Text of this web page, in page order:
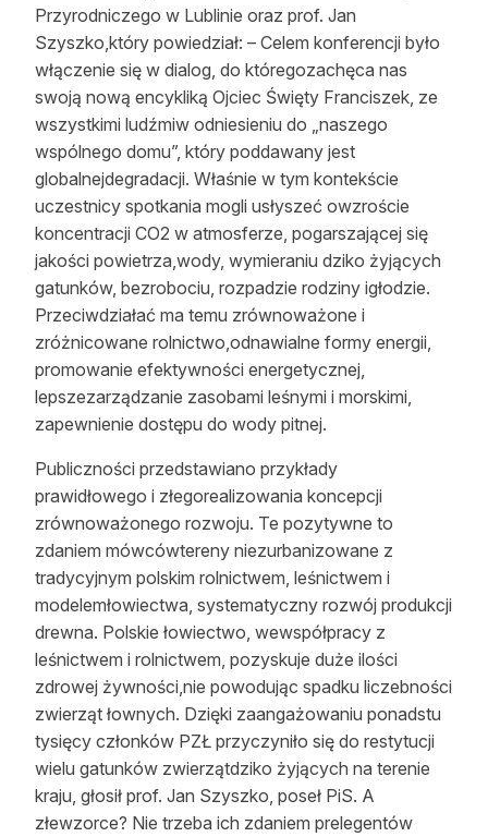
Reklama
Zostań autorem
Archiwum
Kontakt
Przyrodniczego w Lublinie oraz prof. Jan
Szyszko,który powiedział: – Celem konferencji było
włączenie się w dialog, do któregozachęca nas
swoją nową encykliką Ojciec Święty Franciszek, ze
wszystkimi ludźmiw odniesieniu do „naszego
wspólnego domu”, który poddawany jest
globalnejdegradacji. Właśnie w tym kontekście
uczestnicy spotkania mogli usłyszeć owzroście
koncentracji CO2 w atmosferze, pogarszającej się
jakości powietrza,wody, wymieraniu dziko żyjących
gatunków, bezrobociu, rozpadzie rodziny igłodzie.
Przeciwdziałać ma temu zrównoważone i
zróżnicowane rolnictwo,odnawialne formy energii,
promowanie efektywności energetycznej,
lepszezarządzanie zasobami leśnymi i morskimi,
zapewnienie dostępu do wody pitnej.
Publiczności przedstawiano przykłady
prawidłowego i złegorealizowania koncepcji
zrównoważonego rozwoju. Te pozytywne to
zdaniem mówcówtereny niezurbanizowane z
tradycyjnym polskim rolnictwem, leśnictwem i
modelemłowiectwa, systematyczny rozwój produkcji
drewna. Polskie łowiectwo, wewspółpracy z
leśnictwem i rolnictwem, pozyskuje duże ilości
zdrowej żywności,nie powodując spadku liczebności
zwierząt łownych. Dzięki zaangażowaniu ponadstu
tysięcy członków PZŁ przyczyniło się do restytucji
wielu gatunków zwierzątdziko żyjących na terenie
kraju, głosił prof. Jan Szyszko, poseł PiS. A
złewzorce? Nie trzeba ich zdaniem prelegentów